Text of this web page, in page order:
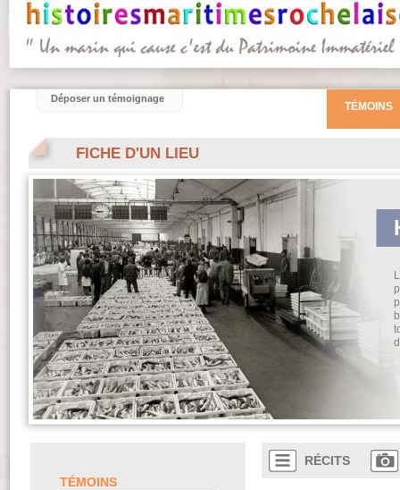
FICHE D'UN LIEU
TÉMOINS
RÉCITS
TÉMOINS
Déposer un témoignage